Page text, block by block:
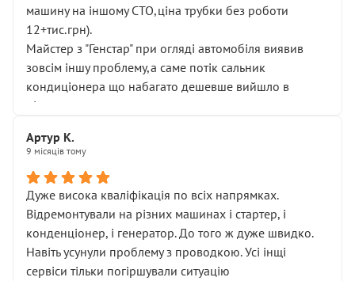
машину на іншому СТО,ціна трубки без роботи
12+тис.грн).
Майстер з "Генстар" при огляді автомобіля виявив
зовсім іншу проблему,а саме потік сальник
кондиціонера що набагато дешевше вийшло в
підсумку.
Артур К.
9 місяців тому
Дуже висока кваліфікація по всіх напрямках.
Відремонтували на різних машинах і стартер, і
конденціонер, і генератор. До того ж дуже швидко.
Навіть усунули проблему з проводкою. Усі інщі
сервіси тільки погіршували ситуацію